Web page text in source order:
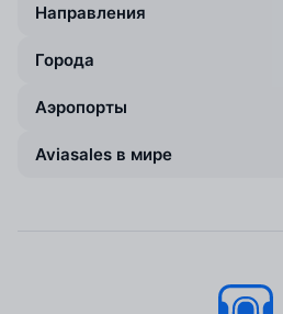
Направления
Города
Аэропорты
Aviasales в мире